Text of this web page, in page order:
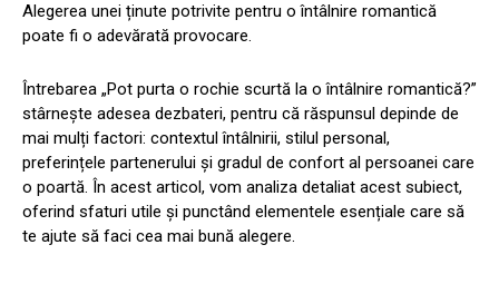
Alegerea unei ținute potrivite pentru o întâlnire romantică
poate fi o adevărată provocare.
Întrebarea „Pot purta o rochie scurtă la o întâlnire romantică?”
stârnește adesea dezbateri, pentru că răspunsul depinde de
mai mulți factori: contextul întâlnirii, stilul personal,
preferințele partenerului și gradul de confort al persoanei care
o poartă. În acest articol, vom analiza detaliat acest subiect,
oferind sfaturi utile și punctând elementele esențiale care să
te ajute să faci cea mai bună alegere.